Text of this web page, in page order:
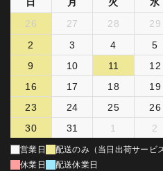
日 月 火 水
26
27 28 29
2
3 4 5
9
10 11 12
16
17 18 19
23
24 25 26
30
31 1 2
営業日
配送のみ（当日出荷サービ
休業日
配送休業日